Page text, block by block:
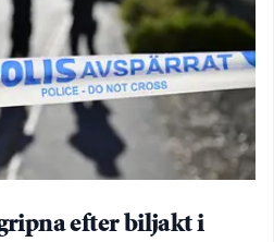
efter biljakt i